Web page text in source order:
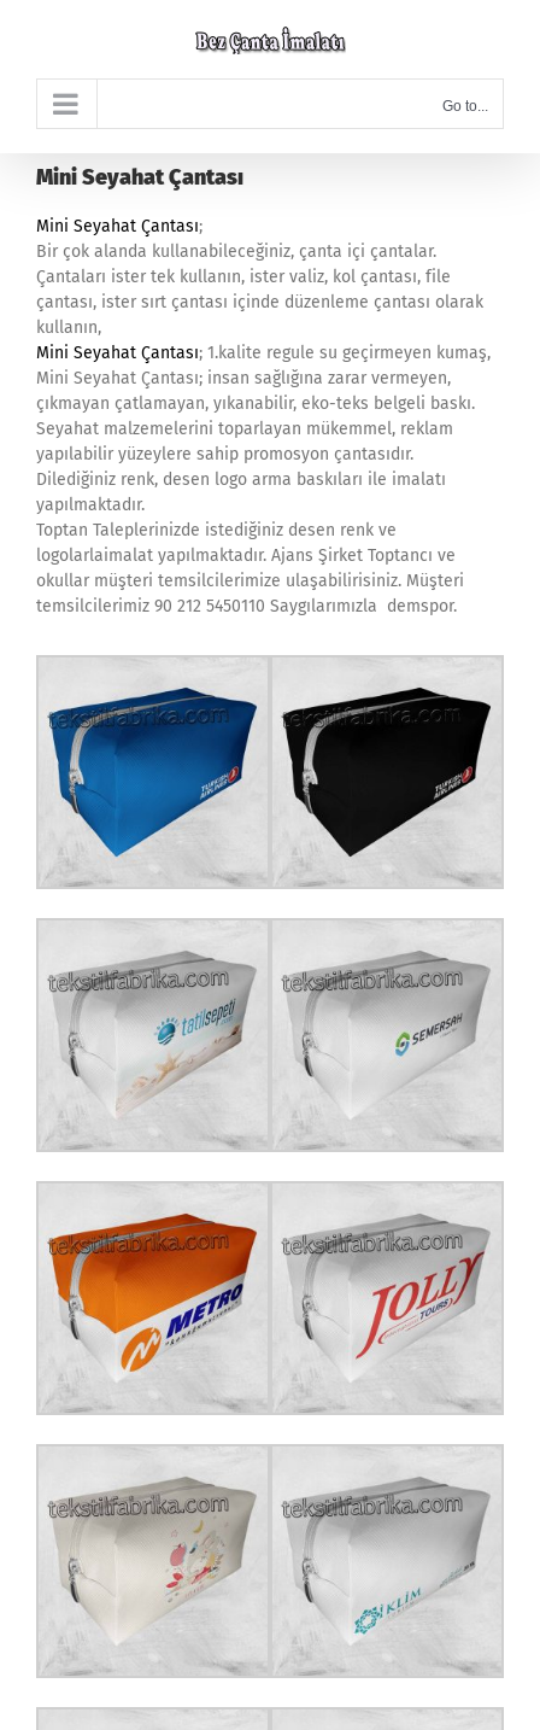
Go to...
Mini Seyahat Çantası
Mini Seyahat Çantası;
Bir çok alanda kullanabileceğiniz, çanta içi çantalar.
Çantaları ister tek kullanın, ister valiz, kol çantası, file
çantası, ister sırt çantası içinde düzenleme çantası olarak
kullanın,
Mini Seyahat Çantası; 1.kalite regule su geçirmeyen kumaş,
Mini Seyahat Çantası; insan sağlığına zarar vermeyen,
çıkmayan çatlamayan, yıkanabilir, eko-teks belgeli baskı.
Seyahat malzemelerini toparlayan mükemmel, reklam
yapılabilir yüzeylere sahip promosyon çantasıdır.
Dilediğiniz renk, desen logo arma baskıları ile imalatı
yapılmaktadır.
Toptan Taleplerinizde istediğiniz desen renk ve
logolarlaimalat yapılmaktadır. Ajans Şirket Toptancı ve
okullar müşteri temsilcilerimize ulaşabilirisiniz. Müşteri
temsilcilerimiz 90 212 5450110 Saygılarımızla demspor.